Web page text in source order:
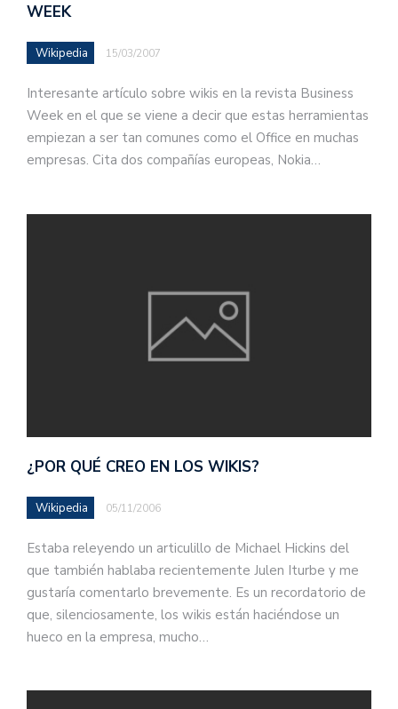
WEEK
Wikipedia 15/03/2007
Interesante artículo sobre wikis en la revista Business
Week en el que se viene a decir que estas herramientas
empiezan a ser tan comunes como el Office en muchas
empresas. Cita dos compañías europeas, Nokia…
¿POR QUÉ CREO EN LOS WIKIS?
Wikipedia 05/11/2006
Estaba releyendo un articulillo de Michael Hickins del
que también hablaba recientemente Julen Iturbe y me
gustaría comentarlo brevemente. Es un recordatorio de
que, silenciosamente, los wikis están haciéndose un
hueco en la empresa, mucho…